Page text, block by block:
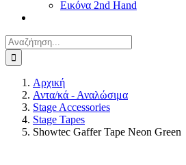
Εικόνα 2nd Hand
Αναζήτηση
για:
Αρχική
Αντα/κά - Αναλώσιμα
Stage Accessories
Stage Tapes
Showtec Gaffer Tape Neon Green